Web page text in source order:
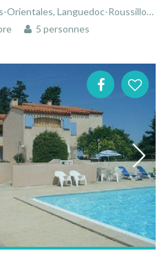
Languedoc-Roussillon, Occitanie, France
5 personnes